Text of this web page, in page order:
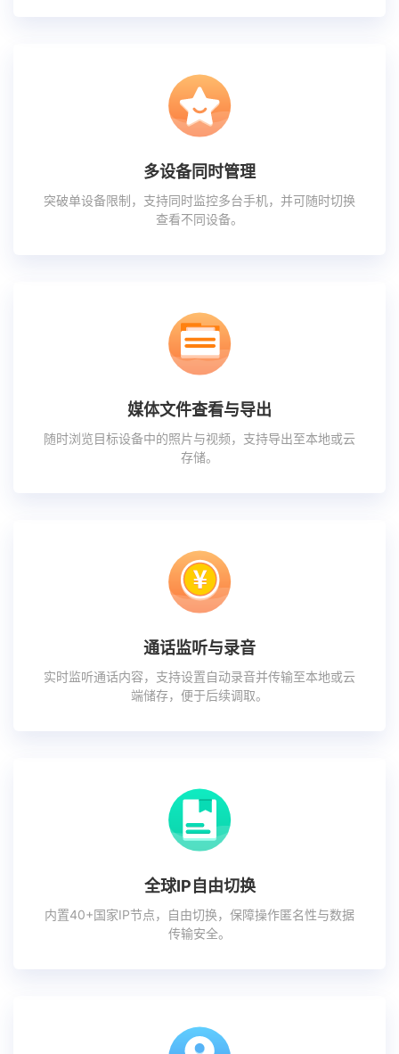
多设备同时管理
突破单设备限制，支持同时监控多台手机，并可随时切换
查看不同设备。
媒体文件查看与导出
随时浏览目标设备中的照片与视频，支持导出至本地或云
存储。
通话监听与录音
实时监听通话内容，支持设置自动录音并传输至本地或云
端储存，便于后续调取。
全球IP自由切换
内置40+国家IP节点，自由切换，保障操作匿名性与数据
传输安全。